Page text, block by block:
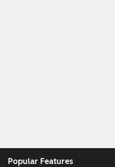
Popular Features